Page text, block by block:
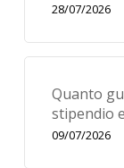
28/07/2026
Quanto
stipendio
09/07/2026